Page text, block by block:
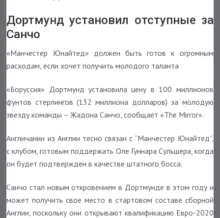
Дортмунд установил отступные за
Санчо
«Манчестер Юнайтед» должен быть готов к огромным
расходам, если хочет получить молодого таланта
«Боруссия» Дортмунд установила цену в 100 миллионов
фунтов стерлингов (132 миллиона долларов) за молодую
звезду команды – Жадона Санчо, сообщает «The Mirror».
Англичанин из Англии тесно связан с “Манчестер Юнайтед”,
с клубом, готовым поддержать Оле Гуннара Сульшера, когда
он будет подтвержден в качестве штатного босса.
Санчо стал новым откровением в Дортмунде в этом году и
может получить свое место в стартовом составе сборной
Англии, поскольку они открывают квалификацию Евро-2020